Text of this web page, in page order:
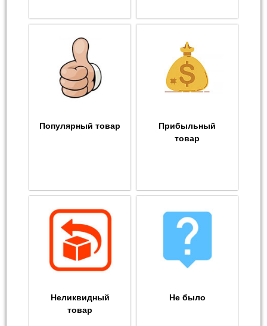
Популярный товар
Прибыльный
товар
Неликвидный
товар
Не было